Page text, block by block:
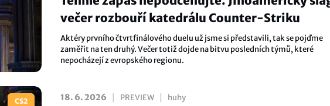
večer rozbouří katedrálu Counter-Striku
Aktéry prvního čtvrtfinálového duelu už jsme si představili, tak se pojďme
zaměřit na ten druhý. Večer totiž dojde na bitvu posledních týmů, které
nepocházejí z evropského regionu.
CS2 18. 6. 2026 PREVIEW huhy